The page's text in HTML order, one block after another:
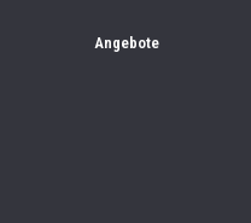
Angebote